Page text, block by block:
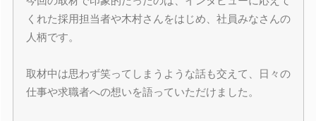
くれた採用担当者や木村さんをはじめ、社員みなさんの
人柄です。
取材中は思わず笑ってしまうような話も交えて、日々の
仕事や求職者への想いを語っていただけました。